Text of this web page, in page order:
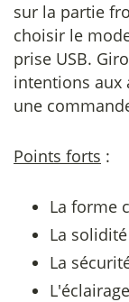
sur la partie
choisir le
prise USB.
intentions aux
une
Points forts :
La forme
La
La